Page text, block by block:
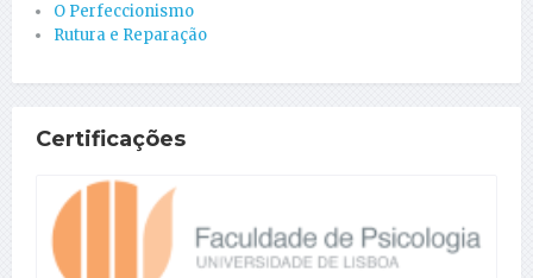
O Perfeccionismo
Rutura e Reparação
Certificações